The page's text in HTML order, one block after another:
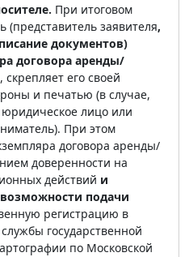
При итоговом
заявителя,
документов)
договора аренды/
его своей
и печатью (в случае,
юридическое лицо или
При этом
договора аренды/
доверенности на
действий и
подачи
регистрацию в
государственной
по Московской